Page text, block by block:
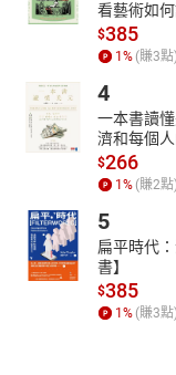
看藝術如
$385
1 % (賺3點
4
一本書讀
濟和每個人
$266
1 % (賺2點
5
扁平時代
書】
$385
1 % (賺3點